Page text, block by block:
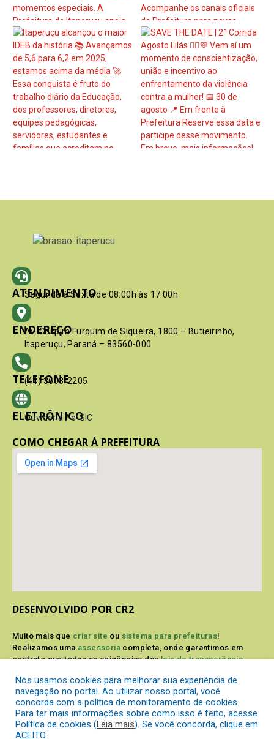
ATENDIMENTO
Segunda à Sexta de 08:00h às 17:00h
ENDEREÇO
Av. Crispim Furquim de Siqueira, 1800 – Butieirinho,
Itaperuçu, Paraná – 83560-000
TELEFONE
(41) 3603-2205
ELETRÔNICO
Ouvidoria / e-SIC
COMO CHEGAR À PREFEITURA
DESENVOLVIDO POR CR2
Muito mais que criar site ou sistema para prefeituras!
Realizamos uma assessoria completa, onde garantimos em
contrato que todas as exigências dasleis de transparência
Conheça oPNTPe oRadar da Transparência Pública
Nós usamos cookies para melhorar sua experiência de
navegação no portal. Ao utilizar nosso portal, você
concorda com a política de monitoramento de cookies.
Para ter mais informações sobre como isso é feito, acesse
Política de cookies (Leia mais). Se você concorda, clique em
ACEITO.